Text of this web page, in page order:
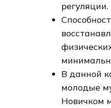
регуляции.
В данной
молодые
Новичком